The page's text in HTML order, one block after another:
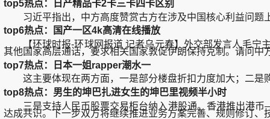
top5热点：日产精品卡2卡三卡四卡区别
习近平指出，中方高度赞赏古方在涉及中国核心利益问题
top6热点：国产一区4k高清在线播放
【环球时报-环球网报道 记者乌元春】外交部发言人毛宁主
其他国家高层通话，要求相关国家敦促伊朗保持克制。请问
top7热点：日本一姐rapper潮水一
这主要体现在两方面，一是部分楼盘折扣力度加大；二是
top8热点：男生的坤巴扎进女生的坤巴里视频半小时
三是支持人民币股票交易柜台纳入港股通。香港推出港币—
达成共识。下一步双方将继续推进业务方案完善、规则修订